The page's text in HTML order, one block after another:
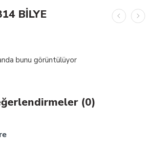
BİLYE
bunu görüntülüyor
(0)